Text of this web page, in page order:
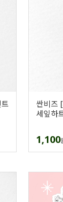
싼비즈
세잎하
1,100